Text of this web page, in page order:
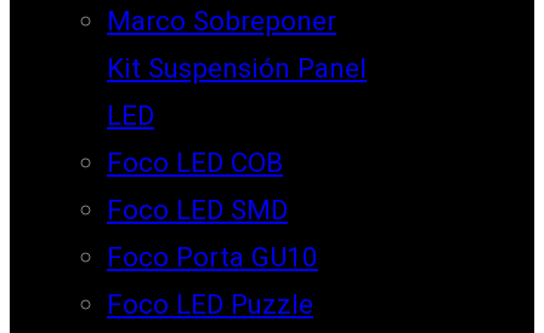
Marco Sobreponer
Kit Suspensión Panel
LED
Foco LED COB
Foco LED SMD
Foco Porta GU10
Foco LED Puzzle